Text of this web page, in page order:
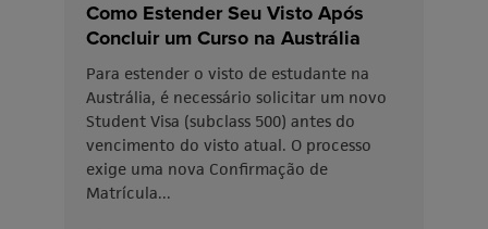
Como Estender Seu Visto Após
Concluir um Curso na Austrália
Para estender o visto de estudante na
Austrália, é necessário solicitar um novo
Student Visa (subclass 500) antes do
vencimento do visto atual. O processo
exige uma nova Confirmação de
Matrícula...